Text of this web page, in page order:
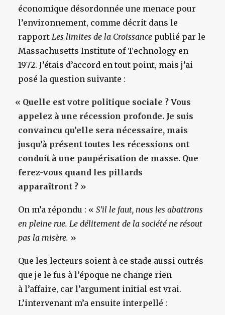
économique désordonnée une menace pour
l’environnement, comme décrit dans le
rapport Les limites de la Croissance publié par le
Massachusetts Institute of Technology en
1972. J’étais d’accord en tout point, mais j’ai
posé la question suivante :
« Quelle est votre politique sociale ? Vous
appelez à une récession profonde. Je suis
convaincu qu’elle sera nécessaire, mais
jusqu’à présent toutes les récessions ont
conduit à une paupérisation de masse. Que
ferez-vous quand les pillards
apparaîtront ? »
On m’a répondu : « S’il le faut, nous les abattrons
en pleine rue. Le délitement de la société ne résout
pas la misère. »
Que les lecteurs soient à ce stade aussi outrés
que je le fus à l’époque ne change rien
à l’affaire, car l’argument initial est vrai.
L’intervenant m’a ensuite interpellé :